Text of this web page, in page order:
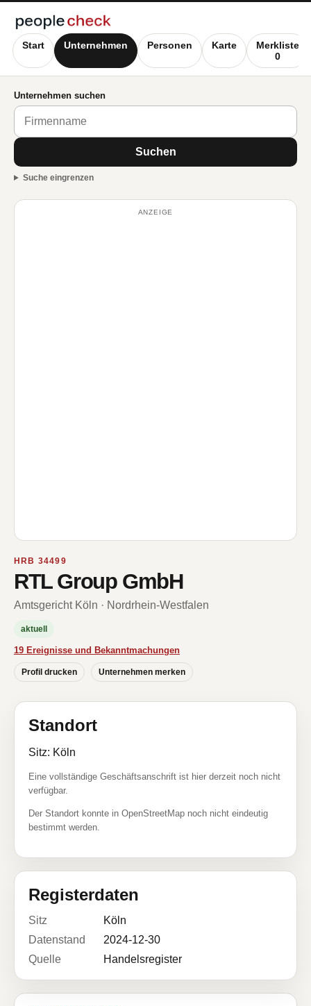
Start Unternehmen Personen Karte
Merkliste
0
Unternehmen suchen
Suchen
Suche eingrenzen
ANZEIGE
HRB 34499
RTL Group GmbH
Amtsgericht Köln · Nordrhein-Westfalen
aktuell
19 Ereignisse und Bekanntmachungen
Profil drucken Unternehmen merken
Standort
Sitz: Köln
Eine vollständige Geschäftsanschrift ist hier derzeit noch nicht
verfügbar.
Der Standort konnte in OpenStreetMap noch nicht eindeutig
bestimmt werden.
Registerdaten
Sitz
Köln
Datenstand
2024-12-30
Quelle
Handelsregister